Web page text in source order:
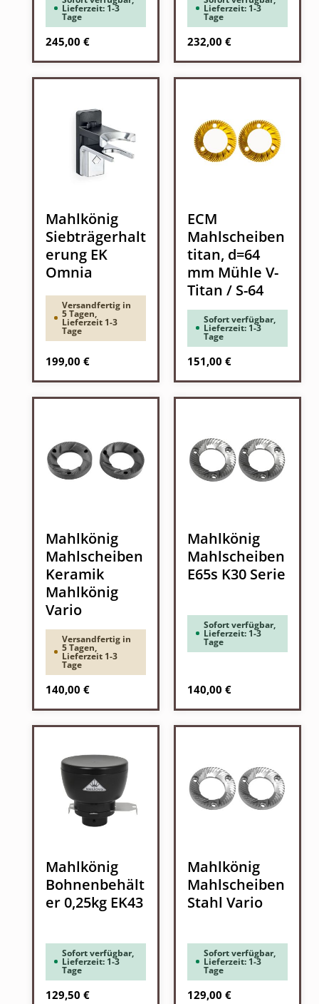
Lieferzeit: 1-3
Tage
Regulärer Preis:
245,00 €
Lieferzeit: 1-3
Tage
Regulärer Preis:
232,00 €
Mahlkönig
Siebträgerhalt
erung EK
Omnia
Versandfertig in
5 Tagen,
Lieferzeit 1-3
Tage
Regulärer Preis:
199,00 €
ECM
Mahlscheiben
titan, d=64
mm Mühle V-
Titan / S-64
Sofort verfügbar,
Lieferzeit: 1-3
Tage
Regulärer Preis:
151,00 €
Mahlkönig
Mahlscheiben
Keramik
Mahlkönig
Vario
Versandfertig in
5 Tagen,
Lieferzeit 1-3
Tage
Regulärer Preis:
140,00 €
Mahlkönig
Mahlscheiben
E65s K30 Serie
Sofort verfügbar,
Lieferzeit: 1-3
Tage
Regulärer Preis:
140,00 €
Mahlkönig
Bohnenbehält
er 0,25kg EK43
Sofort verfügbar,
Lieferzeit: 1-3
Tage
Regulärer Preis:
129,50 €
Mahlkönig
Mahlscheiben
Stahl Vario
Sofort verfügbar,
Lieferzeit: 1-3
Tage
Regulärer Preis:
129,00 €